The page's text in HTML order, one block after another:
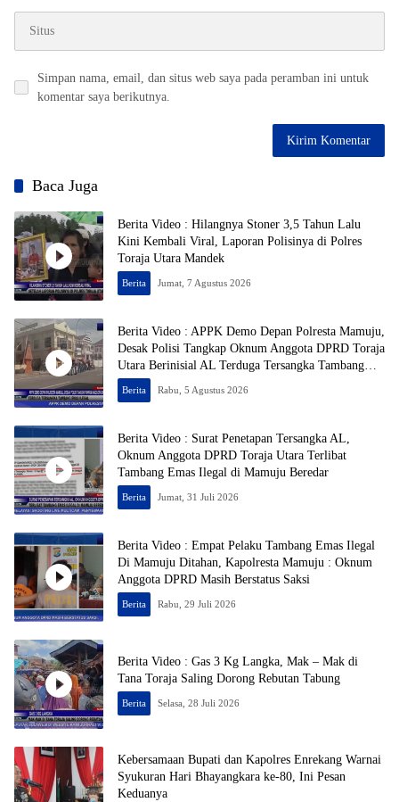
Simpan nama, email, dan situs web saya pada peramban ini untuk
komentar saya berikutnya.
Baca Juga
Berita Video : Hilangnya Stoner 3,5 Tahun Lalu
Kini Kembali Viral, Laporan Polisinya di Polres
Toraja Utara Mandek
Berita Jumat, 7 Agustus 2026
Berita Video : APPK Demo Depan Polresta Mamuju,
Desak Polisi Tangkap Oknum Anggota DPRD Toraja
Utara Berinisial AL Terduga Tersangka Tambang
Emas Ilegal
Berita Rabu, 5 Agustus 2026
Berita Video : Surat Penetapan Tersangka AL,
Oknum Anggota DPRD Toraja Utara Terlibat
Tambang Emas Ilegal di Mamuju Beredar
Berita Jumat, 31 Juli 2026
Berita Video : Empat Pelaku Tambang Emas Ilegal
Di Mamuju Ditahan, Kapolresta Mamuju : Oknum
Anggota DPRD Masih Berstatus Saksi
Berita Rabu, 29 Juli 2026
Berita Video : Gas 3 Kg Langka, Mak – Mak di
Tana Toraja Saling Dorong Rebutan Tabung
Berita Selasa, 28 Juli 2026
Kebersamaan Bupati dan Kapolres Enrekang Warnai
Syukuran Hari Bhayangkara ke-80, Ini Pesan
Keduanya